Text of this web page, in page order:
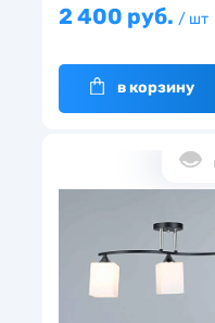
2 400 руб. / шт
в корзину